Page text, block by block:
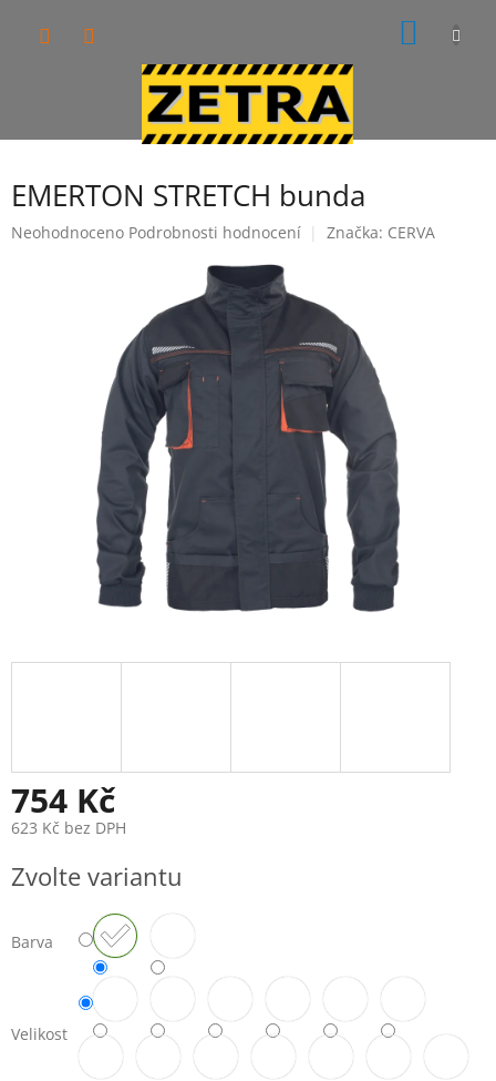
EMERTON STRETCH bunda
Průměrné
Neohodnoceno Podrobnosti hodnocení Značka: CERVA
754 Kč
623 Kč bez DPH
cena:
Zvolte variantu
Barva
Velikost